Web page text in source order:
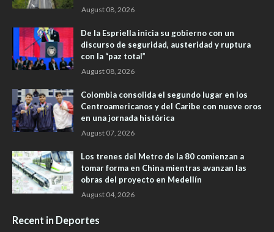
August 08, 2026
De la Espriella inicia su gobierno con un
discurso de seguridad, austeridad y ruptura
con la “paz total”
August 08, 2026
Colombia consolida el segundo lugar en los
Centroamericanos y del Caribe con nueve oros
en una jornada histórica
August 07, 2026
Los trenes del Metro de la 80 comienzan a
tomar forma en China mientras avanzan las
obras del proyecto en Medellín
August 04, 2026
Recent in Deportes